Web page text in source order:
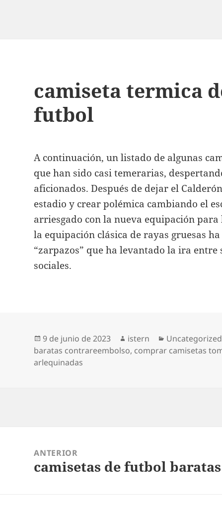
camiseta termica
futbol
A continuación, un listado de algunas
que han sido casi temerarias,
aficionados. Después de dejar el
estadio y crear polémica cambiando el
arriesgado con la nueva equipación
la equipación clásica de rayas gruesas
“zarpazos” que ha levantado la ira entre
sociales.
Publicado
el
9 de junio de 2023 Autor
istern Categorías
Uncategorized
baratas contrareembolso, comprar camisetas
arlequinadas
entradas
ANTERIOR
Entrada
camisetas de futbol